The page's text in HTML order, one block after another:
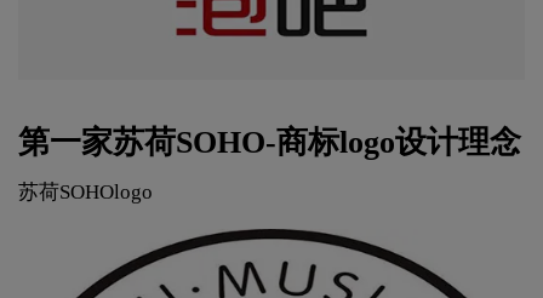
第一家苏荷SOHO-商标logo设计理念
苏荷SOHOlogo